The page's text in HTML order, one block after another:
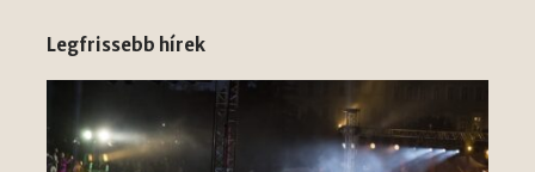
Legfrissebb hírek